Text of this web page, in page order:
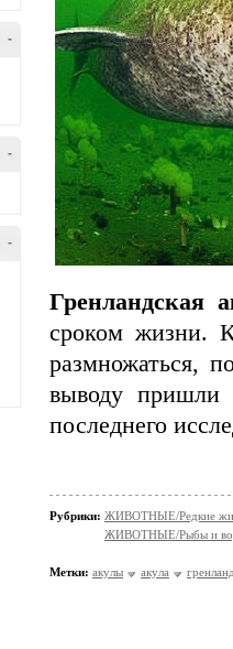
-
-
-
Гренландская
сроком жизни.
размножаться,
выводу пришли
последнего
Рубрики: ЖИВОТНЫЕ/Редкие
ЖИВОТНЫЕ/Рыбы и
Метки: акулы акула